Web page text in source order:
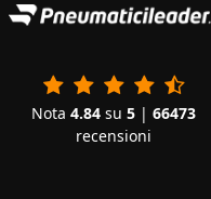
Nota 4.84 su 5 | 66473
recensioni